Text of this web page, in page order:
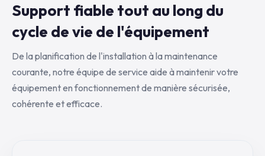
Support fiable tout au long du
cycle de vie de l'équipement
De la planification de l'installation à la maintenance
courante, notre équipe de service aide à maintenir votre
équipement en fonctionnement de manière sécurisée,
cohérente et efficace.